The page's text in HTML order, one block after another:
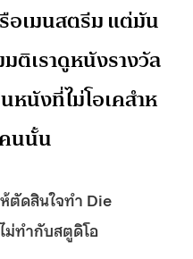
เมนสตรีม แต่มัน
ติเราดูหนังรางวัล
นังที่ไม่โอเคสำห
นนั้น
ตัดสินใจทำ Die
ม่ทำกับสตูดิโอ